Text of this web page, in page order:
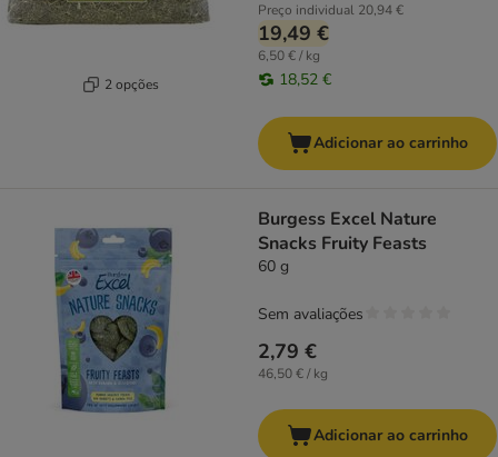
2 opções
Preço individual 20,94 €
19,49 €
6,50 € / kg
18,52 €
Adicionar ao carrinho
Burgess Excel Nature
Snacks Fruity Feasts
60 g
2,79 €
46,50 € / kg
Sem avaliações
Adicionar ao carrinho